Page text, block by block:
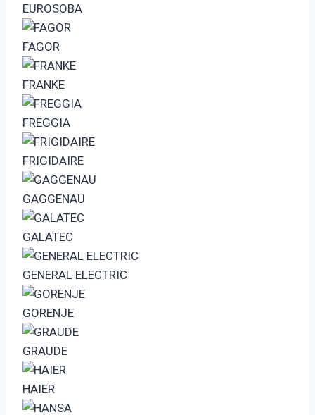
EUROSOBA
FAGOR
FRANKE
FREGGIA
FRIGIDAIRE
GAGGENAU
GALATEC
GENERAL ELECTRIC
GORENJE
GRAUDE
HAIER